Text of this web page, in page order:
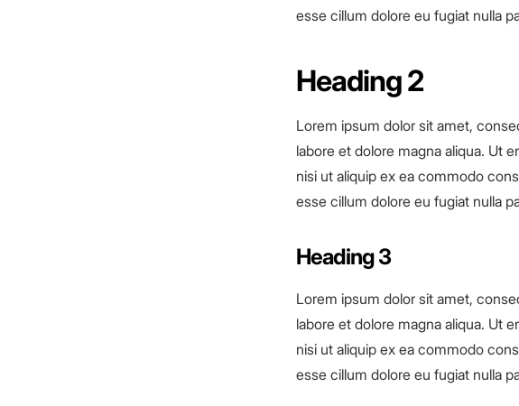
esse cillum dolore eu fugiat nulla
Heading 2
Lorem ipsum dolor sit amet,
labore et dolore magna aliqua. Ut
nisi ut aliquip ex ea commodo
esse cillum dolore eu fugiat nulla
Heading 3
Lorem ipsum dolor sit amet,
labore et dolore magna aliqua. Ut
nisi ut aliquip ex ea commodo
esse cillum dolore eu fugiat nulla